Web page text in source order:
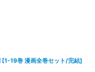
[1-19巻 漫画全巻セット/完結]